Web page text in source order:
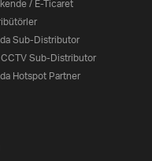
/ E-Ticaret
Sub-Distributor
CCTV Sub-Distributor
Hotspot Partner